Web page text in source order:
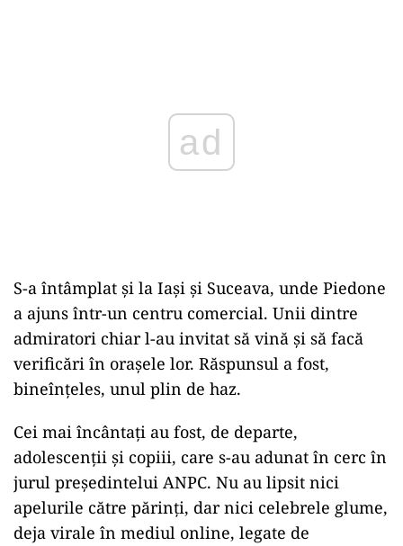
ad
S-a întâmplat și la Iași și Suceava, unde Piedone
a ajuns într-un centru comercial. Unii dintre
admiratori chiar l-au invitat să vină și să facă
verificări în orașele lor. Răspunsul a fost,
bineînțeles, unul plin de haz.
Cei mai încântați au fost, de departe,
adolescenții și copiii, care s-au adunat în cerc în
jurul președintelui ANPC. Nu au lipsit nici
apelurile către părinți, dar nici celebrele glume,
deja virale în mediul online, legate de